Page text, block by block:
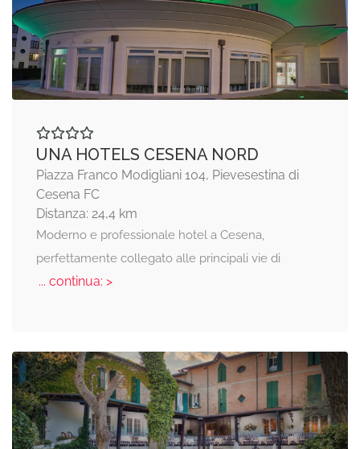
UNA HOTELS CESENA NORD
Piazza Franco Modigliani 104, Pievesestina di
Cesena FC
Distanza: 24,4 km
Moderno e professionale hotel a Cesena,
perfettamente collegato alle principali vie di
... continua: >